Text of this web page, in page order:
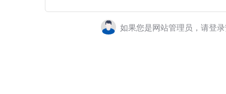
如果您是网站管理员，请登